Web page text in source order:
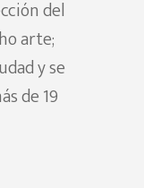
del
arte;
y se
de 19